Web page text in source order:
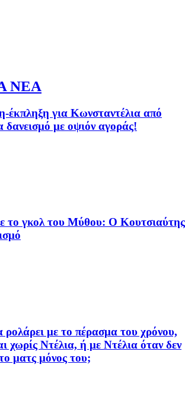
ΝΕΑ
για Κωνσταντέλια από
δανεισμό με οψιόν αγοράς!
το γκολ του Μύθου: Ο Κουτσιαύτης
ρολάρει με το πέρασμα του χρόνου,
χωρίς Ντέλια, ή με Ντέλια όταν δεν
ματς μόνος του;